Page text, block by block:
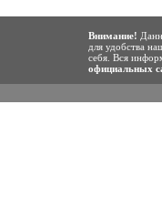
Внимание!
для удобства
себя. Вся
официальных